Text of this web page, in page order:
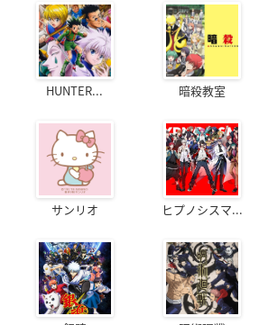
HUNTER... 暗殺教室
サンリオ ヒプノシスマ...